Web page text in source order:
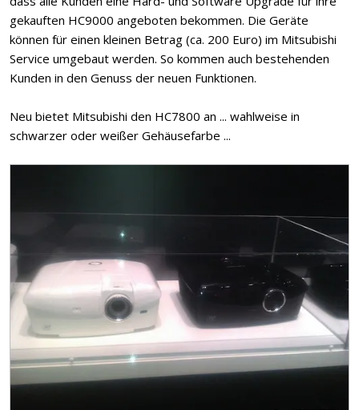
gekauften HC9000 angeboten bekommen. Die Geräte
können für einen kleinen Betrag (ca. 200 Euro) im Mitsubishi
Service umgebaut werden. So kommen auch bestehenden
Kunden in den Genuss der neuen Funktionen.
Neu bietet Mitsubishi den HC7800 an ... wahlweise in
schwarzer oder weißer Gehäusefarbe ...